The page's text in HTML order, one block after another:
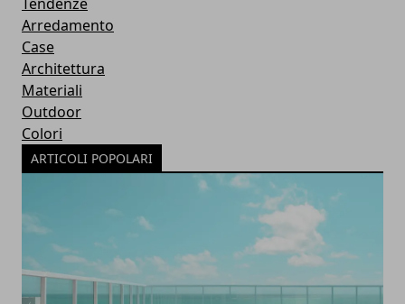
Arredamento
Case
Architettura
Materiali
Outdoor
Colori
ARTICOLI POPOLARI